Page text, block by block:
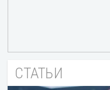
СТАТЬИ